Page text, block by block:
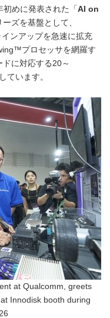
めに発表された「 AI on
ズを基盤として、
ンアップを急速に拡充
プロセッサを網羅す
に対応する20～
ています。
at Qualcomm, greets
Innodisk booth during